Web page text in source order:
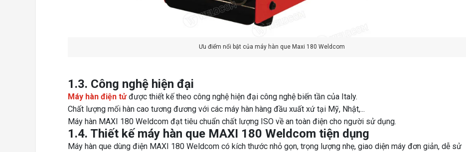
Ưu điểm nổi bật của máy hàn que Maxi 180 Weldcom
1.3. Công nghệ hiện đại
Máy hàn điện tửđược thiết kế theo công nghệ hiện đại công nghệ biến tần của Italy.
Chất lượng mối hàn cao tương đương với các máy hàn hàng đầu xuất xứ tại Mỹ, Nhật,...
Máy hàn MAXI 180 Weldcom đạt tiêu chuẩn chất lượng ISO về an toàn điện cho người sử dụng.
1.4. Thiết kế máy hàn que MAXI 180 Weldcom tiện dụng
Máy hàn que dùng điện MAXI 180 Weldcom có kích thước nhỏ gọn, trọng lượng nhẹ, giao diện máy đơn giản, dễ sử